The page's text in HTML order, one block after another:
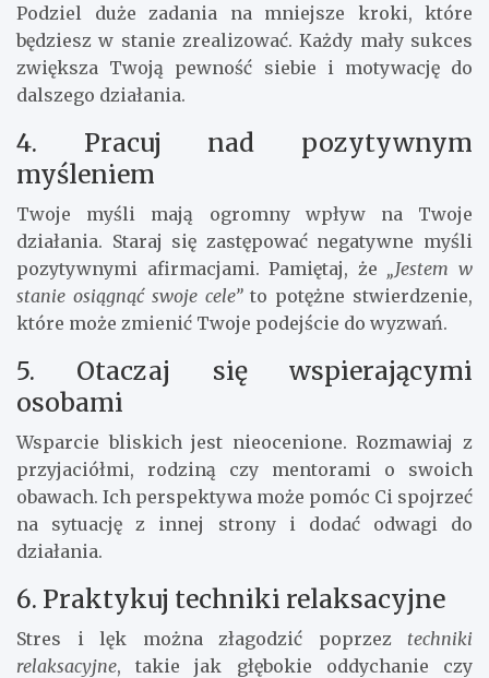
Podziel duże zadania na mniejsze kroki, które
będziesz w stanie zrealizować. Każdy mały sukces
zwiększa Twoją pewność siebie i motywację do
dalszego działania.
4. Pracuj nad pozytywnym
myśleniem
Twoje myśli mają ogromny wpływ na Twoje
działania. Staraj się zastępować negatywne myśli
pozytywnymi afirmacjami. Pamiętaj, że „Jestem w
stanie osiągnąć swoje cele”to potężne stwierdzenie,
które może zmienić Twoje podejście do wyzwań.
5. Otaczaj się wspierającymi
osobami
Wsparcie bliskich jest nieocenione. Rozmawiaj z
przyjaciółmi, rodziną czy mentorami o swoich
obawach. Ich perspektywa może pomóc Ci spojrzeć
na sytuację z innej strony i dodać odwagi do
działania.
6. Praktykuj techniki relaksacyjne
Stres i lęk można złagodzić poprzez techniki
relaksacyjne, takie jak głębokie oddychanie czy